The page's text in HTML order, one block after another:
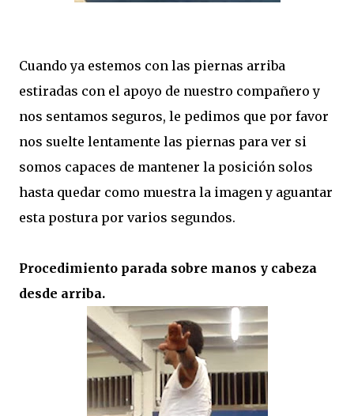
Cuando ya estemos con las piernas arriba
estiradas con el apoyo de nuestro compañero y
nos sentamos seguros, le pedimos que por favor
nos suelte lentamente las piernas para ver si
somos capaces de mantener la posición solos
hasta quedar como muestra la imagen y aguantar
esta postura por varios segundos.
Procedimiento parada sobre manos y cabeza
desde arriba.